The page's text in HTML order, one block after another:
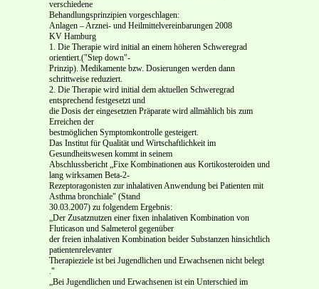
verschiedene
Behandlungsprinzipien vorgeschlagen:
Anlagen – Arznei- und Heilmittelvereinbarungen 2008
KV Hamburg
1. Die Therapie wird initial an einem höheren Schweregrad
orientiert.("Step down"-
Prinzip). Medikamente bzw. Dosierungen werden dann
schrittweise reduziert.
2. Die Therapie wird initial dem aktuellen Schweregrad
entsprechend festgesetzt und
die Dosis der eingesetzten Präparate wird allmählich bis zum
Erreichen der
bestmöglichen Symptomkontrolle gesteigert.
Das Institut für Qualität und Wirtschaftlichkeit im
Gesundheitswesen kommt in seinem
Abschlussbericht „Fixe Kombinationen aus Kortikosteroiden und
lang wirksamen Beta-2-
Rezeptoragonisten zur inhalativen Anwendung bei Patienten mit
Asthma bronchiale" (Stand
30.03.2007) zu folgendem Ergebnis:
„Der Zusatznutzen einer fixen inhalativen Kombination von
Fluticason und Salmeterol gegenüber
der freien inhalativen Kombination beider Substanzen hinsichtlich
patientenrelevanter
Therapieziele ist bei Jugendlichen und Erwachsenen nicht belegt
."
„Bei Jugendlichen und Erwachsenen ist ein Unterschied im